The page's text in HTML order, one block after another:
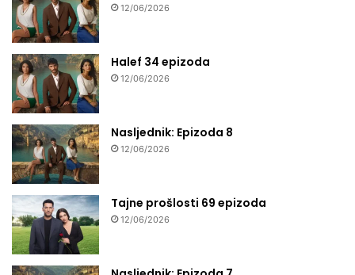
12/06/2026
Halef 34 epizoda
12/06/2026
Nasljednik: Epizoda 8
12/06/2026
Tajne prošlosti 69 epizoda
12/06/2026